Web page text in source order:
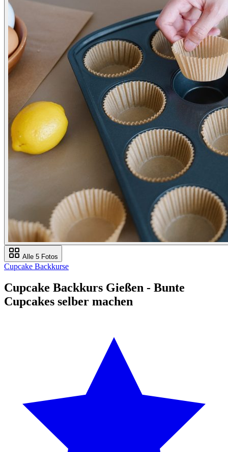
Alle 5 Fotos
Cupcake Backkurse
Cupcake Backkurs Gießen - Bunte
Cupcakes selber machen